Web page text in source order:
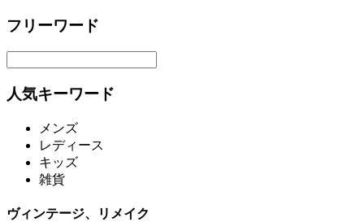
フリーワード
人気キーワード
メンズ
レディース
キッズ
雑貨
ヴィンテージ、リメイク